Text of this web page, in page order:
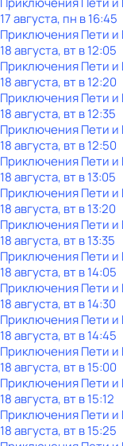
17 августа, пн в 16:45
Приключения Пети и
18 августа, вт в 12:05
Приключения Пети и
18 августа, вт в 12:20
Приключения Пети и
18 августа, вт в 12:35
Приключения Пети и
18 августа, вт в 12:50
Приключения Пети и
18 августа, вт в 13:05
Приключения Пети и
18 августа, вт в 13:20
Приключения Пети и
18 августа, вт в 13:35
Приключения Пети и
18 августа, вт в 14:05
Приключения Пети и
18 августа, вт в 14:30
Приключения Пети и
18 августа, вт в 14:45
Приключения Пети и
18 августа, вт в 15:00
Приключения Пети и
18 августа, вт в 15:12
Приключения Пети и
18 августа, вт в 15:25